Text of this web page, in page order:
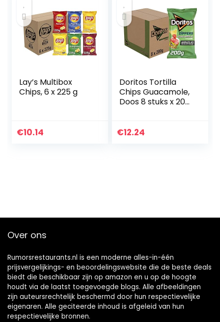
Lay’s Multibox
Chips, 6 x 225 g
€10.14
Doritos Tortilla
Chips Guacamole,
Doos 8 stuks x 200
€12.24
Over ons
Rumorsrestaurants.nl is een moderne alles-in-één
prijsvergelijkings- en beoordelingswebsite die de beste deals
biedt die beschikbaar zijn op amazon en u op de hoogte
houdt via de laatst toegevoegde blogs. Alle afbeeldingen
zijn auteursrechtelijk beschermd door hun respectievelijke
eigenaren. Alle geciteerde inhoud is afgeleid van hun
respectievelijke bronnen.